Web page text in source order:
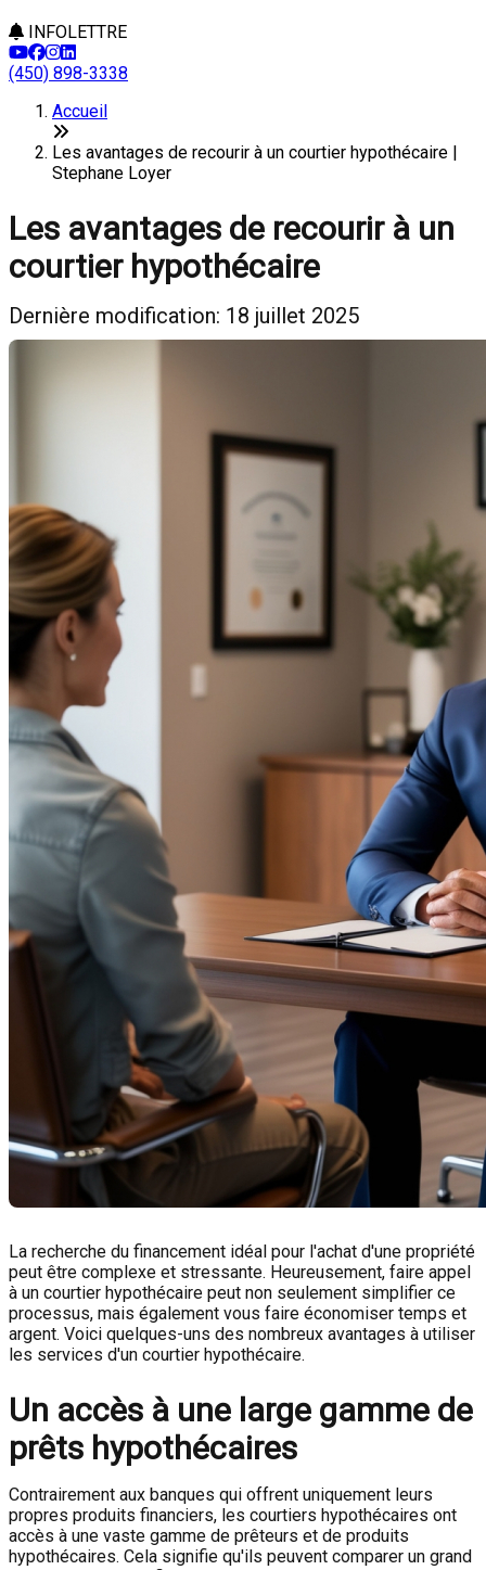
INFOLETTRE
(450) 898-3338
Accueil
Les avantages de recourir à un courtier hypothécaire |
Stephane Loyer
Les avantages de recourir à un
courtier hypothécaire
Dernière modification: 18 juillet 2025
La recherche du financement idéal pour l'achat d'une propriété
peut être complexe et stressante. Heureusement, faire appel
à un courtier hypothécaire peut non seulement simplifier ce
processus, mais également vous faire économiser temps et
argent. Voici quelques-uns des nombreux avantages à utiliser
les services d'un courtier hypothécaire.
Un accès à une large gamme de
prêts hypothécaires
Contrairement aux banques qui offrent uniquement leurs
propres produits financiers, les courtiers hypothécaires ont
accès à une vaste gamme de prêteurs et de produits
hypothécaires. Cela signifie qu'ils peuvent comparer un grand